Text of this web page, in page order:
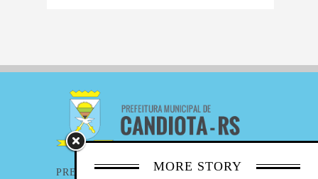
MORE STORY
PREFEITURA